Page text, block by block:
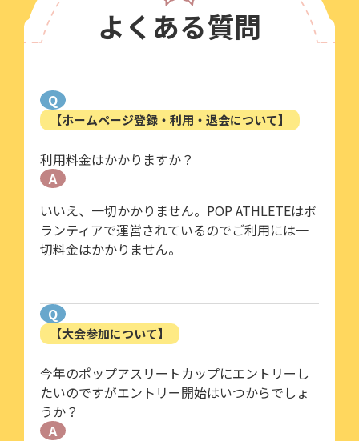
よくある質問
Q
【ホームページ登録・利用・退会について】
利用料金はかかりますか？
A
いいえ、一切かかりません。POP ATHLETEはボ
ランティアで運営されているのでご利用には一
切料金はかかりません。
Q
【大会参加について】
今年のポップアスリートカップにエントリーし
たいのですがエントリー開始はいつからでしょ
うか？
A